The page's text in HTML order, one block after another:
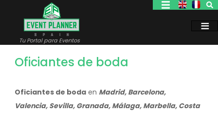
contenido
Tu Portal para Eventos
Oficiantes de boda
Oficiantes de boda en Madrid, Barcelona,
Valencia, Sevilla, Granada, Málaga, Marbella, Costa